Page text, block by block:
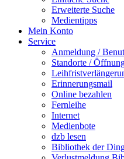
Erweiterte Suche
Medientipps
Mein Konto
Service
Anmeldung /
Standorte /
Erinnerungsmail
Online bezahlen
Fernleihe
Internet
Medienbote
dzb lesen
Bibliothek der